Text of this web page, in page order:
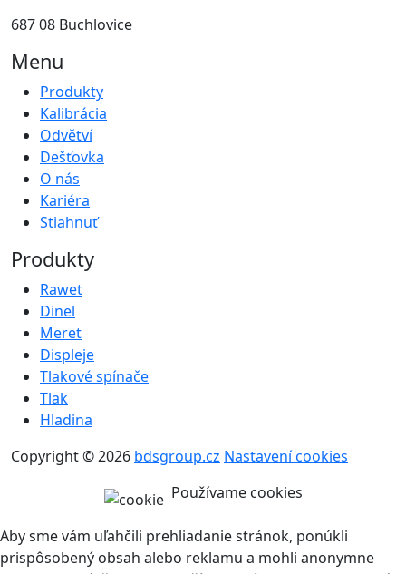
687 08 Buchlovice
Menu
Produkty
Kalibrácia
Odvětví
Dešťovka
O nás
Kariéra
Stiahnuť
Produkty
Rawet
Dinel
Meret
Displeje
Tlakové spínače
Tlak
Hladina
Copyright © 2026 bdsgroup.cz Nastavení cookies
Používame cookies
Aby sme vám uľahčili prehliadanie stránok, ponúkli
prispôsobený obsah alebo reklamu a mohli anonymne